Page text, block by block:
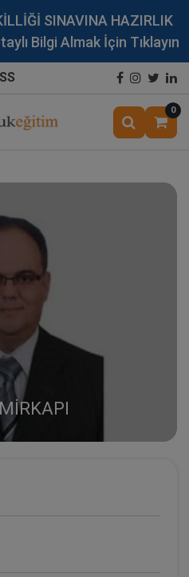
SINAVINA HAZIRLIK
Bilgi Almak İçin Tıklayın
0